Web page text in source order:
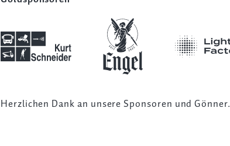
Herzlichen Dank an unsereSponsoren und Gönner.